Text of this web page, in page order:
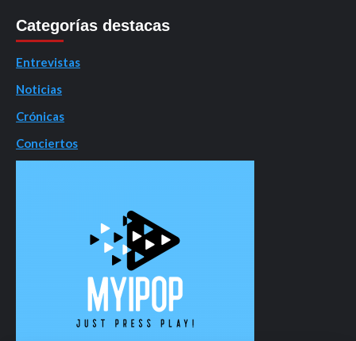
Categorías destacas
Entrevistas
Noticias
Crónicas
Conciertos